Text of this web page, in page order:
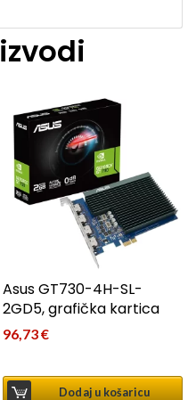
Asus GT730-4H-SL-
2GD5, grafička kartica
96,73€
Dodaj u košaricu